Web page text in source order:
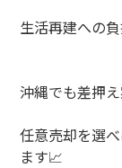
生活再建への
沖縄でも差押
任意売却を選
ます📈